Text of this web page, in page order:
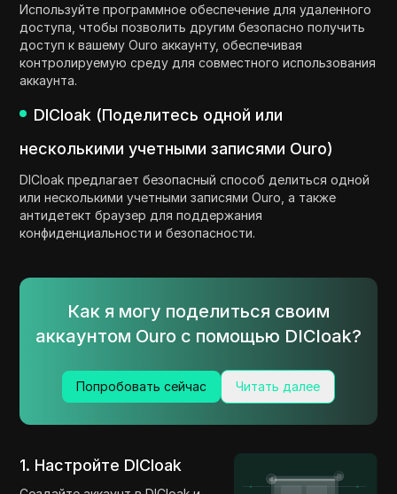
Используйте программное обеспечение для удаленного
доступа, чтобы позволить другим безопасно получить
доступ к вашему Ouro аккаунту, обеспечивая
контролируемую среду для совместного использования
аккаунта.
DICloak (Поделитесь одной или
несколькими учетными записями Ouro)
DICloak предлагает безопасный способ делиться одной
или несколькими учетными записями Ouro, а также
антидетект браузер для поддержания
конфиденциальности и безопасности.
Как я могу поделиться своим
аккаунтом Ouro с помощью DICloak?
Попробовать сейчас Читать далее
1. Настройте DICloak